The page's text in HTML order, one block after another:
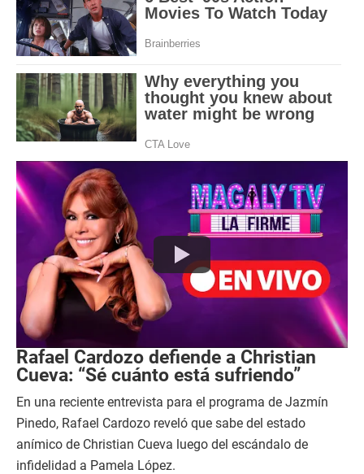
Rafael Cardozo defiende a Christian
Cueva: “Sé cuánto está sufriendo”
En una reciente entrevista para el programa de Jazmín
Pinedo, Rafael Cardozo reveló que sabe del estado
anímico de Christian Cueva luego del escándalo de
infidelidad a Pamela López.